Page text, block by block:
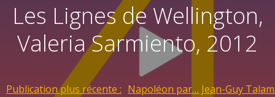
Les Lignes de Wellington,
Valeria Sarmiento, 2012
Publication plus récente : Napoléon par… Jean-Guy